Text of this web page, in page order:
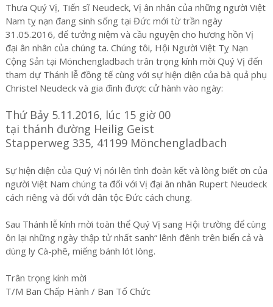
Thưa Quý Vị, Tiến sĩ Neudeck, Vị ân nhân của những người Việt
Nam tỵ nạn đang sinh sống tại Đức mới từ trần ngày
31.05.2016, để tưởng niệm và cầu nguyện cho hương hồn Vị
đại ân nhân của chúng ta. Chúng tôi, Hội Người Việt Tỵ Nạn
Cộng Sản tại Mönchengladbach trân trọng kính mời Quý Vị đến
tham dự Thánh lễ đồng tế cùng với sự hiện diện của bà quả phụ
Christel Neudeck và gia đình được cử hành vào ngày:
Thứ Bảy 5.11.2016, lúc 15 giờ 00
tại thánh đường Heilig Geist
Stapperweg 335, 41199 Mönchengladbach
Sự hiện diện của Quý Vị nói lên tình đoàn kết và lòng biết ơn của
người Việt Nam chúng ta đối với Vị đại ân nhân Rupert Neudeck
cách riêng và đối với dân tộc Đức cách chung.
Sau Thánh lễ kính mời toàn thể Quý Vị sang Hội trường để cùng
ôn lại những ngày thập tử nhất sanh“ lênh đênh trên biển cả và
dùng ly Cà-phê, miếng bánh lót lòng.
Trân trọng kính mời
T/M Ban Chấp Hành / Ban Tổ Chức